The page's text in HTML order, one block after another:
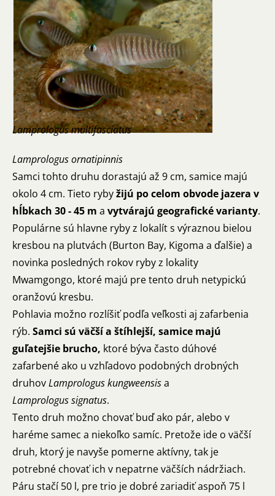
Lamprologus multifasciatus
Lamprologus ornatipinnis
Samci tohto druhu dorastajú až 9 cm, samice majú
okolo 4 cm. Tieto rybyžijú po celom obvode jazera v
hĺbkach 30 - 45 m a vytvárajú geografické varianty.
Populárne sú hlavne ryby z lokalít s výraznou bielou
kresbou na plutvách (Burton Bay, Kigoma a ďalšie) a
novinka posledných rokov ryby z lokality
Mwamgongo, ktoré majú pre tento druh netypickú
oranžovú kresbu.
Pohlavia možno rozlíšiť podľa veľkosti aj zafarbenia
rýb. Samci sú väčší a štíhlejší, samice majú
guľatejšie brucho, ktoré býva často dúhové
zafarbené ako u vzhľadovo podobných drobných
druhovLamprologus kungweensisa
Lamprologus signatus.
Tento druh možno chovať buď ako pár, alebo v
haréme samec a niekoľko samíc. Pretože ide o väčší
druh, ktorý je navyše pomerne aktívny, tak je
potrebné chovať ich v nepatrne väčších nádržiach.
Páru stačí 50 l, pre trio je dobré zariadiť aspoň 75 l